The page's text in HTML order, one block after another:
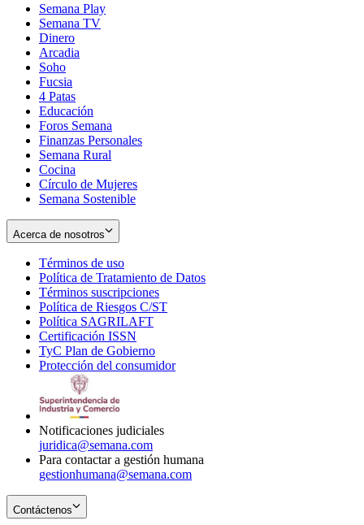
Semana Play
Semana TV
Dinero
Arcadia
Soho
in
new
window
Fucsia
in
new
window
4 Patas
Educación
Foros Semana
Finanzas Personales
Semana Rural
Cocina
Círculo de Mujeres
Semana Sostenible
Acerca de nosotros
Términos de uso
in
new
window
Política de Tratamiento de Datos
Términos suscripciones
in
Política de Riesgos C/ST
Política SAGRILAFT
new
window
Certificación ISSN
in
new
TyC Plan de Gobierno
in
Protección del consumidorOpens
Notificaciones judiciales
juridica@semana.com
Para contactar a gestión humana
gestionhumana@semana.com
Contáctenos